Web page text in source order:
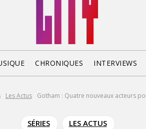
CHRONIQUES INTERVIEWS
Les Actus Gotham : Quatre nouveaux acteurs
SÉRIES LES ACTUS